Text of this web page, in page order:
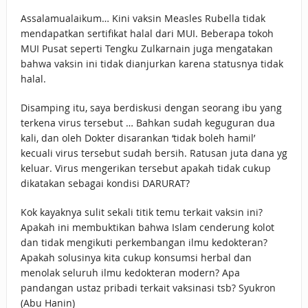
Assalamualaikum… Kini vaksin Measles Rubella tidak
mendapatkan sertifikat halal dari MUI. Beberapa tokoh
MUI Pusat seperti Tengku Zulkarnain juga mengatakan
bahwa vaksin ini tidak dianjurkan karena statusnya tidak
halal.
Disamping itu, saya berdiskusi dengan seorang ibu yang
terkena virus tersebut … Bahkan sudah keguguran dua
kali, dan oleh Dokter disarankan ‘tidak boleh hamil’
kecuali virus tersebut sudah bersih. Ratusan juta dana yg
keluar. Virus mengerikan tersebut apakah tidak cukup
dikatakan sebagai kondisi DARURAT?
Kok kayaknya sulit sekali titik temu terkait vaksin ini?
Apakah ini membuktikan bahwa Islam cenderung kolot
dan tidak mengikuti perkembangan ilmu kedokteran?
Apakah solusinya kita cukup konsumsi herbal dan
menolak seluruh ilmu kedokteran modern? Apa
pandangan ustaz pribadi terkait vaksinasi tsb? Syukron
(Abu Hanin)